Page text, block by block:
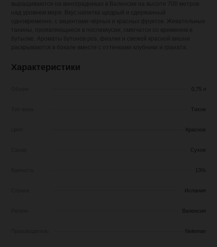
Характеристики
0,75 л
Тихое
Красное
Сухое
13%
Испания
Валенсия
Neleman